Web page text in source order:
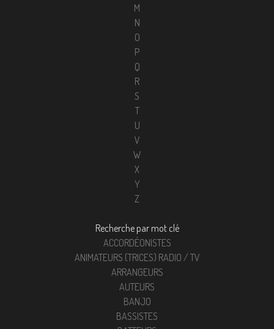
M
N
O
P
Q
R
S
T
U
V
W
X
Y
Z
Recherche par mot clé
ACCORDÉONISTES
ANIMATEURS (TRICES) RADIO / TV
ARRANGEURS
AUTEURS
BANJO
BASSISTES